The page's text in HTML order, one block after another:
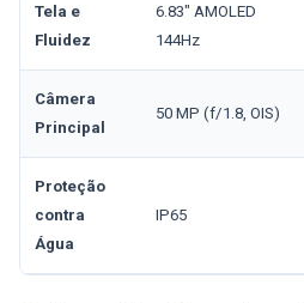
Tela e
Fluidez
6.83" AMOLED
144Hz
Câmera
Principal
50 MP (f/1.8, OIS)
Proteção
contra
Água
IP65